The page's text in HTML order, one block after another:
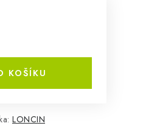
KOŠÍKU
LONCIN